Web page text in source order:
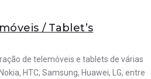
/ Tablet’s
de telemóveis e tablets de várias
HTC, Samsung, Huawei, LG, entre